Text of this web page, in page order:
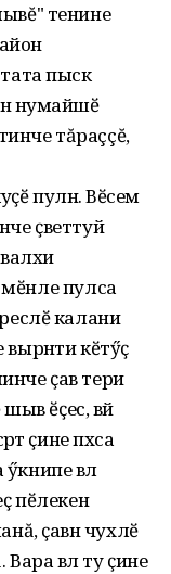
тенине
пысӑк
нумайӑшӗ
тăраççĕ,
пулнӑ. Вӗсем
ҫветтуй
мӗнле пулса
калани
вырӑнти кӗтӳҫ
ҫав тери
шыв ӗҫес, вӑй
ҫине пӑхса
ӳкнипе вӑл
пӗлекен
ҫавӑн чухлӗ
вӑл ту ҫине